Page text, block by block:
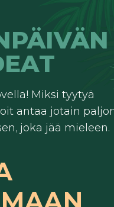
Miksi tyytyä
antaa jotain
joka jää mieleen.